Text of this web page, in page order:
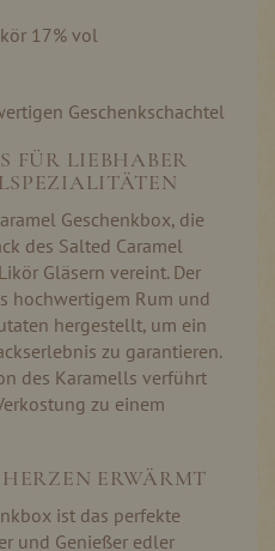
17% vol
Geschenkschachtel
FÜR LIEBHABER
Geschenkbox, die
des Salted Caramel
Gläsern vereint. Der
hochwertigem Rum und
hergestellt, um ein
zu garantieren.
des Karamells verführt
zu einem
ERWÄRMT
ist das perfekte
und Genießer edler